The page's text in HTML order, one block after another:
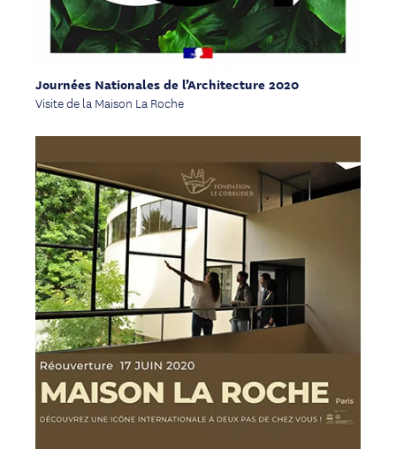
Journées Nationales de l’Architecture 2020
Visite de la Maison La Roche